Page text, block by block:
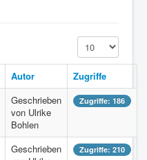
Anzeige #
Autor
Zugriffe
Geschrieben
von Ulrike
Bohlen
Zugriffe: 186
Geschrieben
Zugriffe: 210